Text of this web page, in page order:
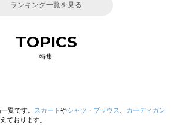
ランキング一覧を見る
TOPICS
特集
覧です。 スカート やシャツ・ブラウス
カーディガン
ております。